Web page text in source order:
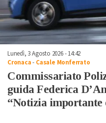
Lunedì, 3 Agosto 2026 - 14:42
Cronaca- Casale Monferrato
Commissariato
guida Federica
“Notizia importante